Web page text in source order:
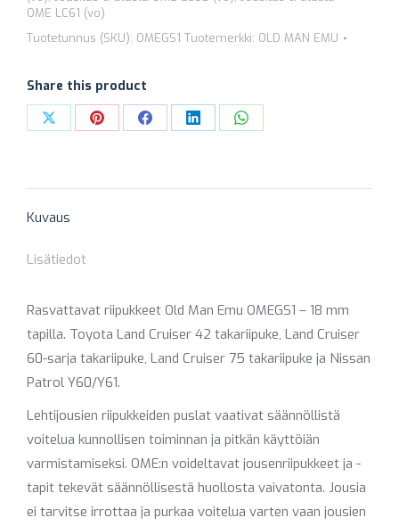
MAN
EMU
määrä
OME LC61 (vo)
Tuotetunnus (SKU): OMEGS1 Tuotemerkki: OLD MAN EMU
Share this product
Share Share Share Share Share
Kuvaus
Lisätiedot
Rasvattavat riipukkeet Old Man Emu OMEGS1 – 18 mm
tapilla. Toyota Land Cruiser 42 takariipuke, Land Cruiser
60-sarja takariipuke, Land Cruiser 75 takariipuke ja Nissan
Patrol Y60/Y61.
Lehtijousien riipukkeiden puslat vaativat säännöllistä
voitelua kunnollisen toiminnan ja pitkän käyttöiän
varmistamiseksi. OME:n voideltavat jousenriipukkeet ja -
tapit tekevät säännöllisestä huollosta vaivatonta. Jousia
ei tarvitse irrottaa ja purkaa voitelua varten vaan jousien